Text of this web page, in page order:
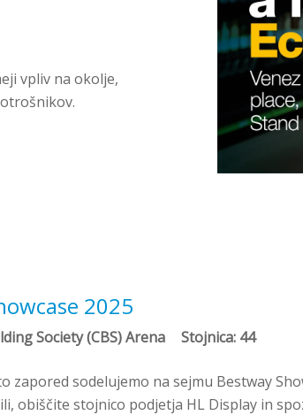
vpliv na okolje,
2025
Society (CBS) Arena Stojnica: 44
zapored sodelujemo na sejmu Bestway
obiščite stojnico podjetja HL Display in